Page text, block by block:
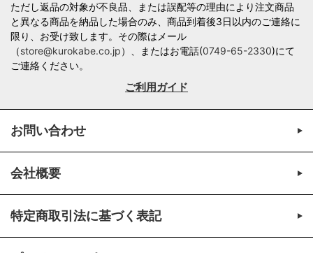
ただし返品の対象が不良品、または誤配等の理由により注文商品
と異なる商品を納品した場合のみ、商品到着後3日以内のご連絡に
限り、お受け致します。その際はメール
（store@kurokabe.co.jp）、またはお電話(0749-65-2330)にて
ご連絡ください。
ご利用ガイド
お問い合わせ
会社概要
特定商取引法に基づく表記